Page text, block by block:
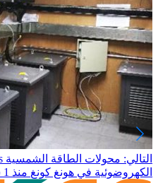
الكهروضوئية في هونغ كونغ منذ 1 شهر